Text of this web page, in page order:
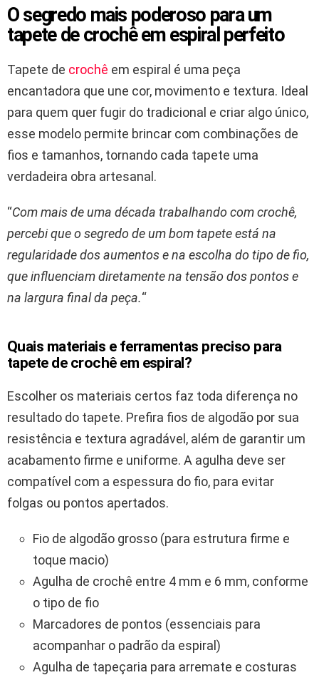
O segredo mais poderoso para um
tapete de crochê em espiral perfeito
Tapete de crochê em espiral é uma peça
encantadora que une cor, movimento e textura. Ideal
para quem quer fugir do tradicional e criar algo único,
esse modelo permite brincar com combinações de
fios e tamanhos, tornando cada tapete uma
verdadeira obra artesanal.
“Com mais de uma década trabalhando com crochê,
percebi que o segredo de um bom tapete está na
regularidade dos aumentos e na escolha do tipo de fio,
que influenciam diretamente na tensão dos pontos e
na largura final da peça.“
Quais materiais e ferramentas preciso para
tapete de crochê em espiral?
Escolher os materiais certos faz toda diferença no
resultado do tapete. Prefira fios de algodão por sua
resistência e textura agradável, além de garantir um
acabamento firme e uniforme. A agulha deve ser
compatível com a espessura do fio, para evitar
folgas ou pontos apertados.
Fio de algodão grosso (para estrutura firme e
toque macio)
Agulha de crochê entre 4 mm e 6 mm, conforme
o tipo de fio
Marcadores de pontos (essenciais para
acompanhar o padrão da espiral)
Agulha de tapeçaria para arremate e costuras